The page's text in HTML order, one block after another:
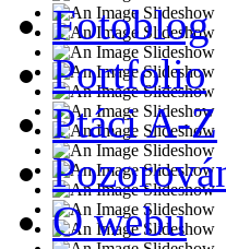
Fotoblog
Portfolio
Ptáci A-Z
O webu